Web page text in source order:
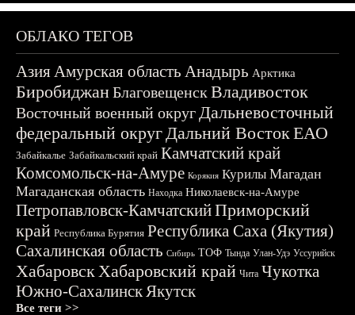
ОБЛАКО ТЕГОВ
АзияАмурская область Анадырь Арктика
БиробиджанБлаговещенскВладивосток
Восточный военный округДальневосточный
федеральный округДальний ВостокЕАО
Забайкалье Забайкальский край Камчатский край
Комсомольск-на-Амуре Корякия Курилы Магадан
Магаданская область Находка Николаевск-на-Амуре
Петропавловск-КамчатскийПриморский
край Республика Бурятия Республика Саха (Якутия)
Сахалинская область Сибирь ТОФ Тында Улан-Удэ Уссурийск
ХабаровскХабаровский край Чита Чукотка
Южно-СахалинскЯкутск
Все теги >>